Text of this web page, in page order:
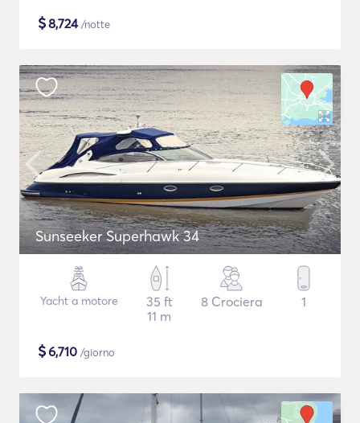
$8,724/notte
Sunseeker Superhawk 34
Yacht a motore
35 ft
11 m
8 Crociera 1
$6,710 /giorno